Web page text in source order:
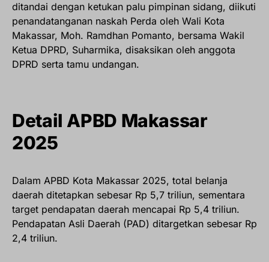
ditandai dengan ketukan palu pimpinan sidang, diikuti
penandatanganan naskah Perda oleh Wali Kota
Makassar, Moh. Ramdhan Pomanto, bersama Wakil
Ketua DPRD, Suharmika, disaksikan oleh anggota
DPRD serta tamu undangan.
Detail APBD Makassar
2025
Dalam APBD Kota Makassar 2025, total belanja
daerah ditetapkan sebesar Rp 5,7 triliun, sementara
target pendapatan daerah mencapai Rp 5,4 triliun.
Pendapatan Asli Daerah (PAD) ditargetkan sebesar Rp
2,4 triliun.